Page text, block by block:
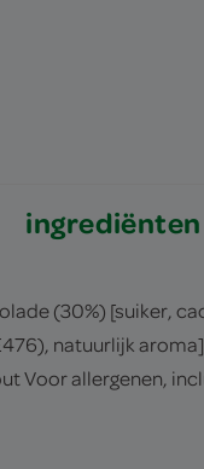
ingrediënten
(30%) [suiker,
natuurlijk
allergenen,